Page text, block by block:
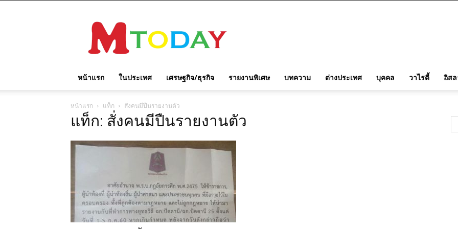
TODAY
หน้าแรก ในประเทศ เศรษฐกิจ/ธุรกิจ รายงานพิเศษ บทความ ต่างประเทศ บุคคล วาไรตี้ อิส
หน้าแรก แท็ก สั่งคนมีปืนรายงานตัว
แท็ก: สั่งคนมีปืนรายงานตัว